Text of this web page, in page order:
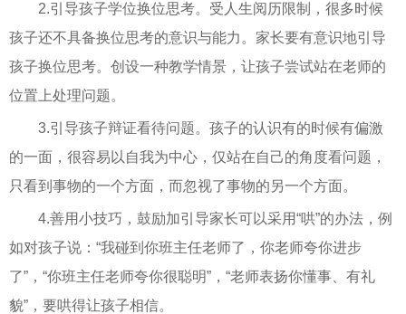
2.引导孩子学位换位思考。受人生阅历限制，很多时候
孩子还不具备换位思考的意识与能力。家长要有意识地引导
孩子换位思考。创设一种教学情景，让孩子尝试站在老师的
位置上处理问题。
3.引导孩子辩证看待问题。孩子的认识有的时候有偏激
的一面，很容易以自我为中心，仅站在自己的角度看问题，
只看到事物的一个方面，而忽视了事物的另一个方面。
4.善用小技巧，鼓励加引导家长可以采用“哄”的办法，例
如对孩子说：“我碰到你班主任老师了，你老师夸你进步
了”，“你班主任老师夸你很聪明”，“老师表扬你懂事、有礼
貌”，要哄得让孩子相信。